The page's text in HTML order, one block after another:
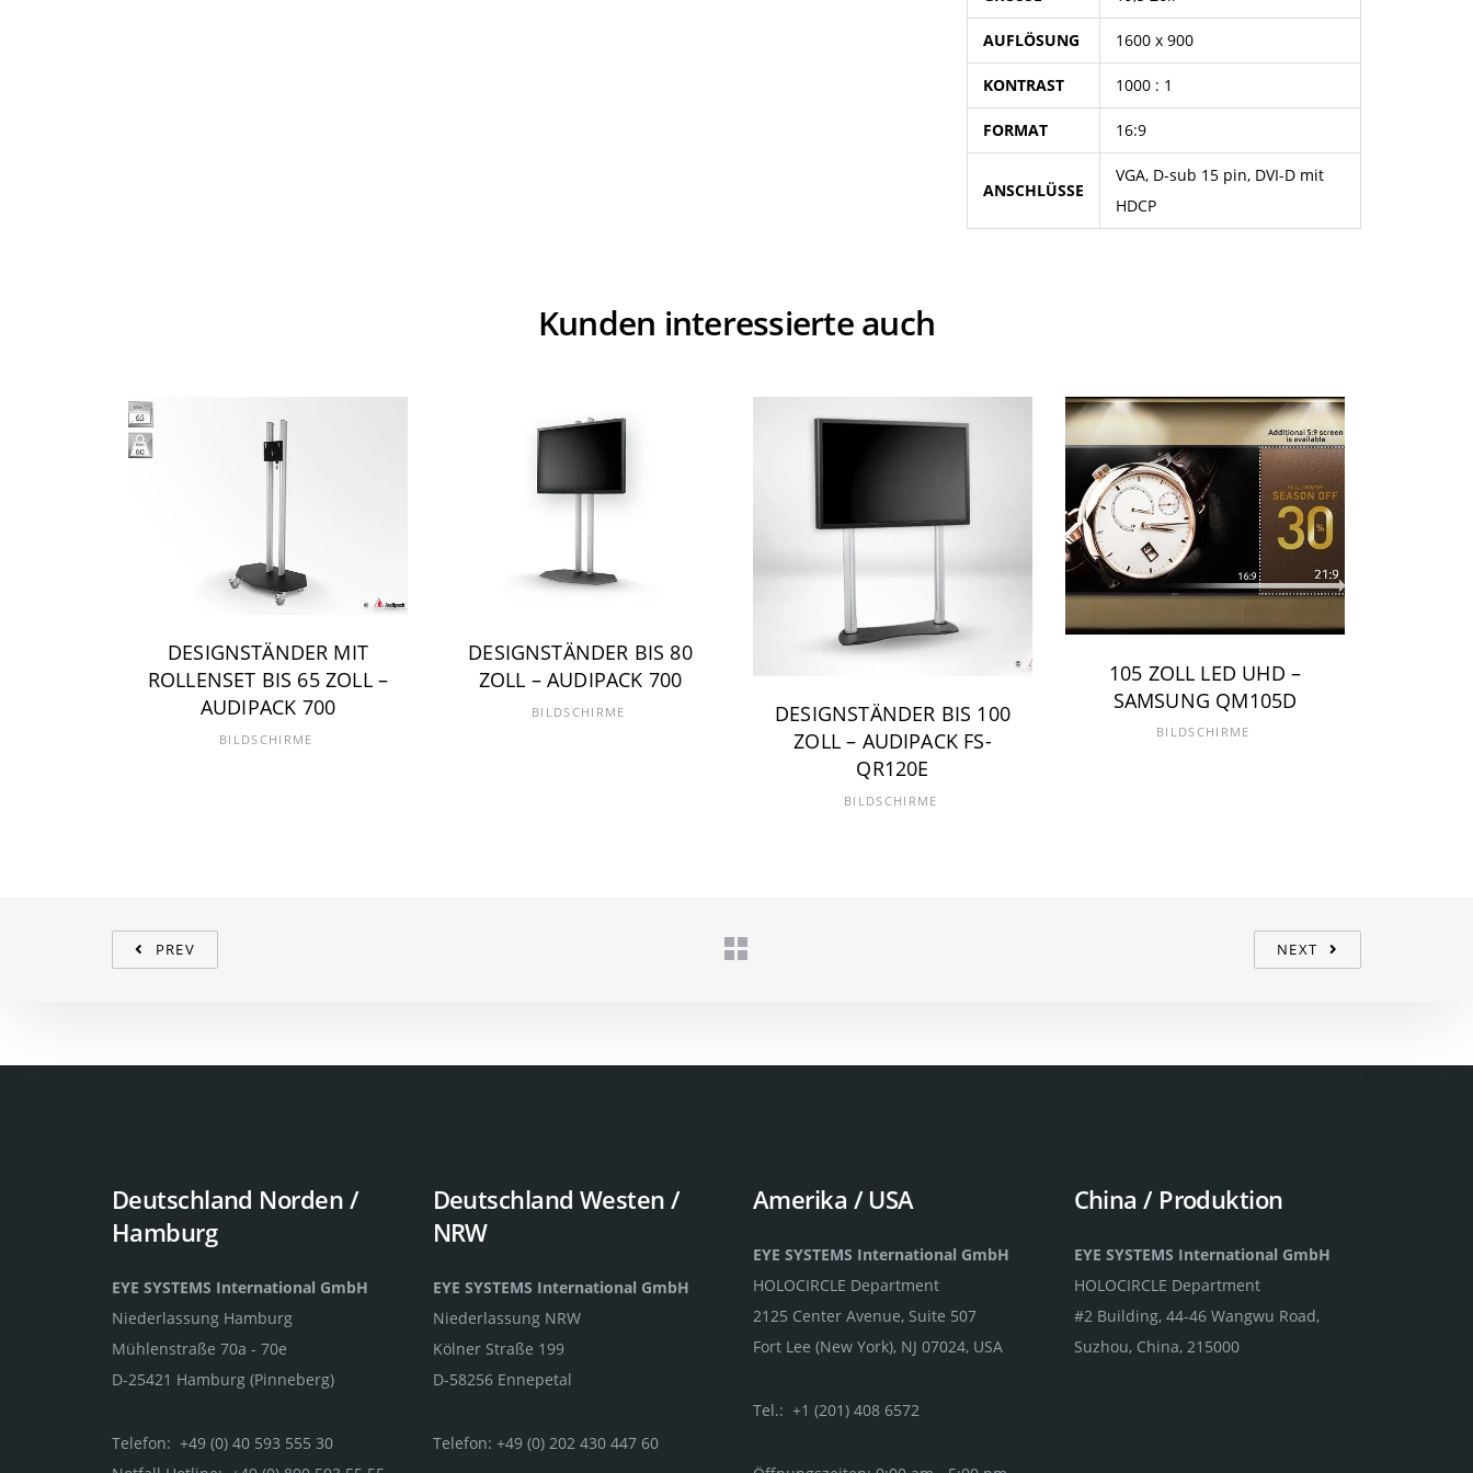
AUFLÖSUNG 1600 x 900
KONTRAST 1000 : 1
FORMAT 16:9
ANSCHLÜSSE
VGA, D-sub 15 pin, DVI-D mit
HDCP
Kunden interessierte auch
DESIGNSTÄNDER MIT
ROLLENSET BIS 65 ZOLL –
AUDIPACK 700
BILDSCHIRME
DESIGNSTÄNDER BIS 80
ZOLL – AUDIPACK 700
BILDSCHIRME
DESIGNSTÄNDER BIS 100
ZOLL – AUDIPACK FS-
QR120E
BILDSCHIRME
105 ZOLL LED UHD –
SAMSUNG QM105D
BILDSCHIRME
PREV NEXT
Deutschland Norden /
Hamburg
EYE SYSTEMS International GmbH
Niederlassung Hamburg
Mühlenstraße 70a - 70e
D-25421 Hamburg (Pinneberg)
Telefon: +49 (0) 40 593 555 30
Deutschland Westen /
NRW
EYE SYSTEMS International GmbH
Niederlassung NRW
Kölner Straße 199
D-58256 Ennepetal
Telefon: +49 (0) 202 430 447 60
Amerika / USA
EYE SYSTEMS International GmbH
HOLOCIRCLE Department
2125 Center Avenue, Suite 507
Fort Lee (New York), NJ 07024, USA
Tel.: +1 (201) 408 6572
China / Produktion
EYE SYSTEMS International GmbH
HOLOCIRCLE Department
#2 Building, 44-46 Wangwu Road,
Suzhou, China, 215000